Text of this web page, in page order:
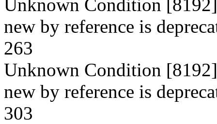
Unknown Condition
new by reference is
263
Unknown Condition
new by reference is
303